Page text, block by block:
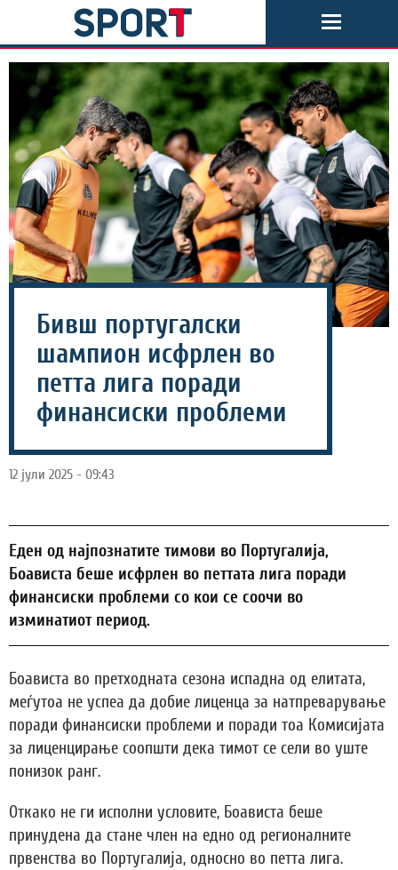
Бивш португалски
шампион исфрлен во
петта лига поради
финансиски проблеми
12 јули 2025 - 09:43
Еден од најпознатите тимови во Португалија,
Боависта беше исфрлен во петтата лига поради
финансиски проблеми со кои се соочи во
изминатиот период.
Боависта во претходната сезона испадна од елитата,
меѓутоа не успеа да добие лиценца за натпреварување
поради финансиски проблеми и поради тоа Комисијата
за лиценцирање соопшти дека тимот се сели во уште
понизок ранг.
Откако не ги исполни условите, Боависта беше
принудена да стане член на едно од регионалните
првенства во Португалија, односно во петта лига.